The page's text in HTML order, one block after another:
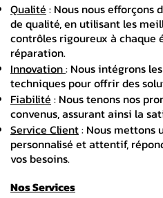
Qualité : Nous nous efforçons
de qualité, en utilisant les
contrôles rigoureux à
réparation.
Innovation: Nous intégrons
techniques pour offrir des
Fiabilité : Nous tenons nos
convenus, assurant ainsi la
Service Client: Nous mettons
personnalisé et attentif,
vos besoins.
Nos Services